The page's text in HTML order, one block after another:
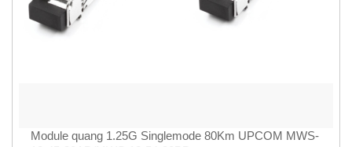
Module quang 1.25G Singlemode 80Km UPCOM MWS-